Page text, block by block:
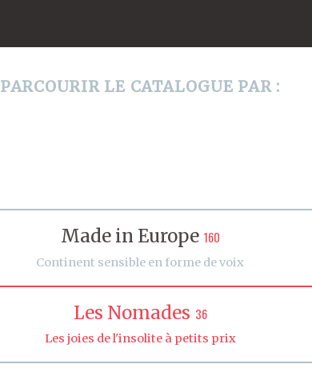
PARCOURIR LE CATALOGUE PAR :
Made in Europe 160
Continent sensible en forme de voix
Les Nomades 36
Les joies de l'insolite à petits prix